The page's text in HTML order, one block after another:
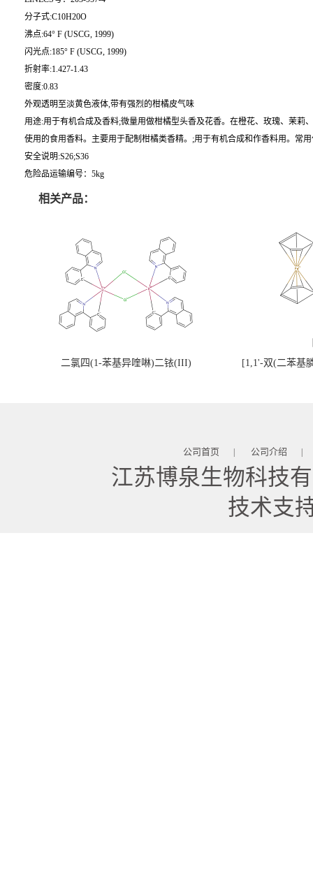
分子式:C10H20O
沸点:64° F (USCG, 1999)
闪光点:185° F (USCG, 1999)
折射率:1.427-1.43
密度:0.83
外观透明至淡黄色液体,带有强烈的柑橘皮气味
用途:用于有机合成及香料;微量用做柑橘型头香及花香。在橙花、玫瑰、茉
使用的食用香料。主要用于配制柑橘类香精。;用于有机合成和作香料用。常
安全说明:S26;S36
危险品运输编号：5kg
相关产品：
二氯四(1-苯基异喹啉)二铱(III) [1,1'-双(二苯基
公司首页 | 公司介绍 |
江苏博泉生物科技
技术支